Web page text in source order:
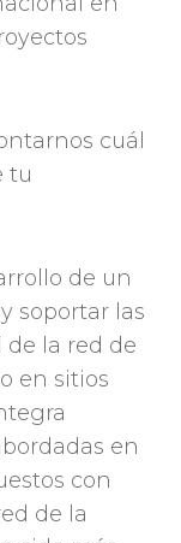
cuál
tu
de un
soportar las
la red de
en sitios
en
con
de la